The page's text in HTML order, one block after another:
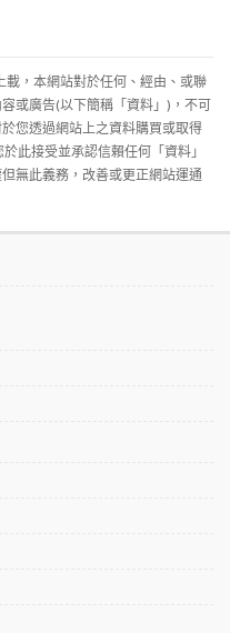
，本網站對於任何、經由、或聯
或廣告(以下簡稱「資料」)，不可
您透過網站上之資料購買或取得
此接受並承認信賴任何「資料」
無此義務，改善或更正網站運通